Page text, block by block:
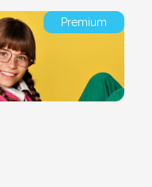
Premium